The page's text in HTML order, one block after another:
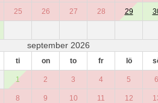
25 26 27 28 29
september 2026
ti on to fr lö
1 2 3 4 5 6
8 9 10 11 12